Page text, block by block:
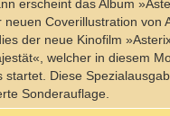
erscheint das Album
neuen Coverillustration von
der neue Kinofilm
welcher in diesem
startet. Diese
Sonderauflage.